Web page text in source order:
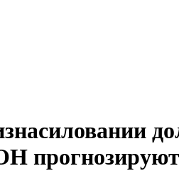
прогнозируют